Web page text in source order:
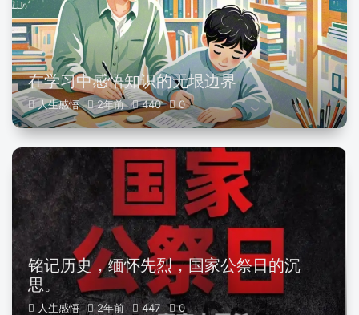
在学习中感悟知识的无垠边界
人生感悟 2年前 440 0
铭记历史，缅怀先烈，国家公祭日的沉
思。
人生感悟 2年前 447 0